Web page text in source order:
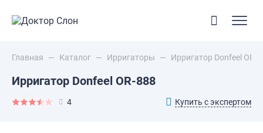
Главная — Каталог — Ирригаторы — Ирригатор Donfeel OR-
Ирригатор Donfeel OR-888
4 Купить с экспертом